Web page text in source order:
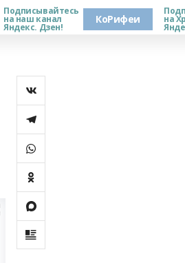
Подписывайтесь
на наш канал
Яндекс. Дзен!
КоРифеи на